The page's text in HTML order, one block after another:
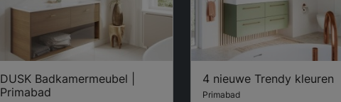
DUSK Badkamermeubel |
Primabad
4 nieuwe Trendy kleuren
Primabad